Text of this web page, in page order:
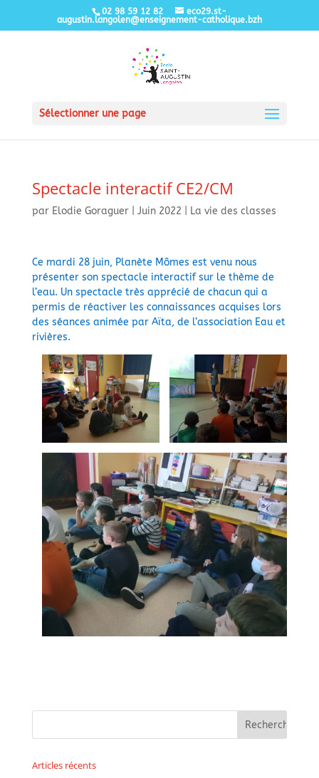
02 98 59 12 82
eco29.st-
augustin.langolen@enseignement-catholique.bzh
Sélectionner une page
Spectacle interactif CE2/CM
par Elodie Goraguer| Juin 2022 La vie des classes
Ce mardi 28 juin, Planète Mômes est venu nous
présenter son spectacle interactif sur le thème de
l’eau. Un spectacle très apprécié de chacun qui a
permis de réactiver les connaissances acquises lors
des séances animée par Aïta, de l’association Eau et
rivières.
Articles récents